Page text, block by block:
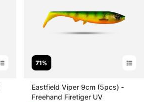
71%
Eastfield Viper 9cm (5pcs) -
Freehand Firetiger UV